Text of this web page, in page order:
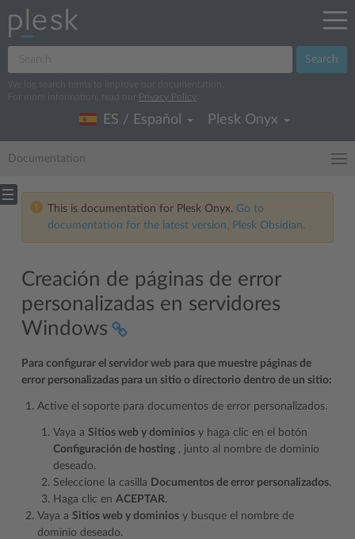
Search
We log search terms to improve our documentation.
For more information, read our
Privacy Policy
ES / Español Plesk Onyx
Documentation
This is documentation for Plesk Onyx. Go to
documentation for the latest version, Plesk Obsidian.
Creación de páginas de error
personalizadas en servidores
Windows
Para configurar el servidor web para que muestre páginas de
error personalizadas para un sitio o directorio dentro de un sitio:
Active el soporte para documentos de error personalizados.
Vaya a Sitios web y dominios y haga clic en el botón
Configuración de hosting , junto al nombre de dominio
deseado.
Seleccione la casilla Documentos de error personalizados.
Haga clic en ACEPTAR.
Vaya a Sitios web y dominios y busque el nombre de
dominio deseado.